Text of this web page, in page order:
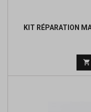
KIT RÉPARATION
